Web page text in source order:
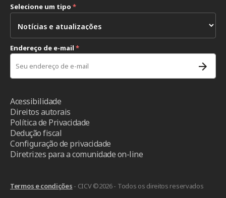
Selecione um tipo *
Endereço de e-mail *
Acessibilidade
Direitos autorais
Política de Privacidade
Dedução fiscal
Configuração de privacidade
Diretrizes para a comunidade on-line
Termos e condições - CICV ©2026 - Todos os direitos reservados